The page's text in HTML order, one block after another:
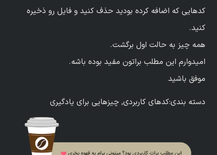
کدهایی که اضافه کرده بودید حذف کنید و فایل رو ذخیره
کنید.
همه چیز به حالت اول برگشت.
امیدوارم این مطلب براتون مفید بوده باشه.
موفق باشید
دسته بندی:کدهای کاربردی, چیزهایی برای یادگیری